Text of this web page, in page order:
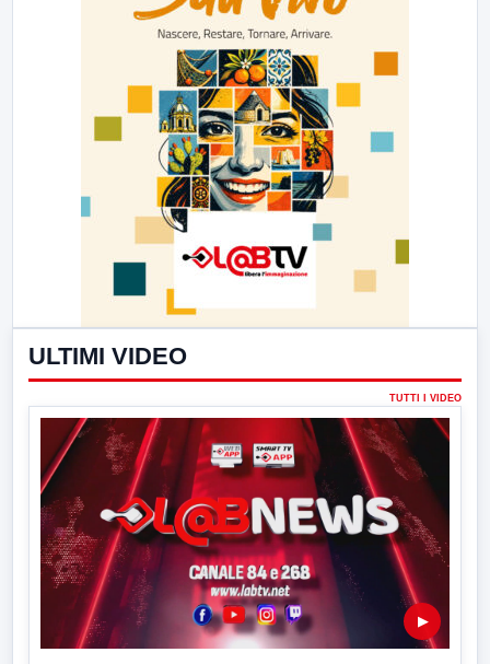
ULTIMI VIDEO
TUTTI I VIDEO
▶